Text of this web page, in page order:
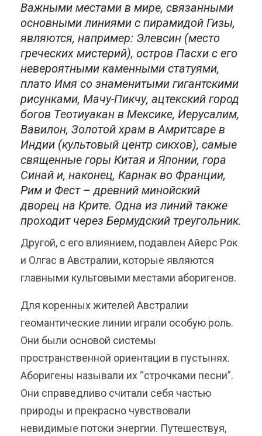
Важными местами в мире, связанными
основными линиями с пирамидой Гизы,
являются, например: Элевсин (место
греческих мистерий), остров Пасхи с его
невероятными каменными статуями,
плато Имя со знаменитыми гигантскими
рисунками, Мачу-Пикчу, ацтекский город
богов Теотиуакан в Мексике, Иерусалим,
Вавилон, Золотой храм в Амритсаре в
Индии (культовый центр сикхов), самые
священные горы Китая и Японии, гора
Синай и, наконец, Карнак во Франции,
Рим и Фест – древний минойский
дворец на Крите. Одна из линий также
проходит через Бермудский треугольник.
Другой, с его влиянием, подавлен Айерс Рок
и Олгас в Австралии, которые являются
главными культовыми местами аборигенов.
Для коренных жителей Австралии
геомантические линии играли особую роль.
Они были основой системы
пространственной ориентации в пустынях.
Аборигены называли их “строчками песни”.
Они справедливо считали себя частью
природы и прекрасно чувствовали
невидимые потоки энергии. Путешествуя,